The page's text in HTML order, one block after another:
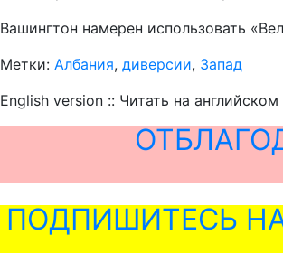
Вашингтон намерен использовать
Метки: Албания, диверсии, Запад
English version :: Читать на английском
ПОДПИШИТЕСЬ